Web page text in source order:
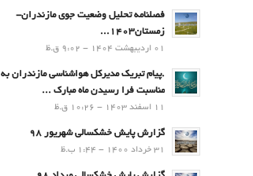
فصلنامه تحلیل وضعیت جوی مازندران-
زمستان۱۴۰۳...
01 اردیبهشت 1404 - 9:02 ق.ظ
.پيام تبريك مدیرکل هواشناسی مازندران به
مناسبت فرا رسيدن ماه مبارك ...
11 اسفند 1403 - 10:26 ق.ظ
گزارش پایش خشکسالی شهریور 98
31 خرداد 1400 - 1:44 ب.ظ